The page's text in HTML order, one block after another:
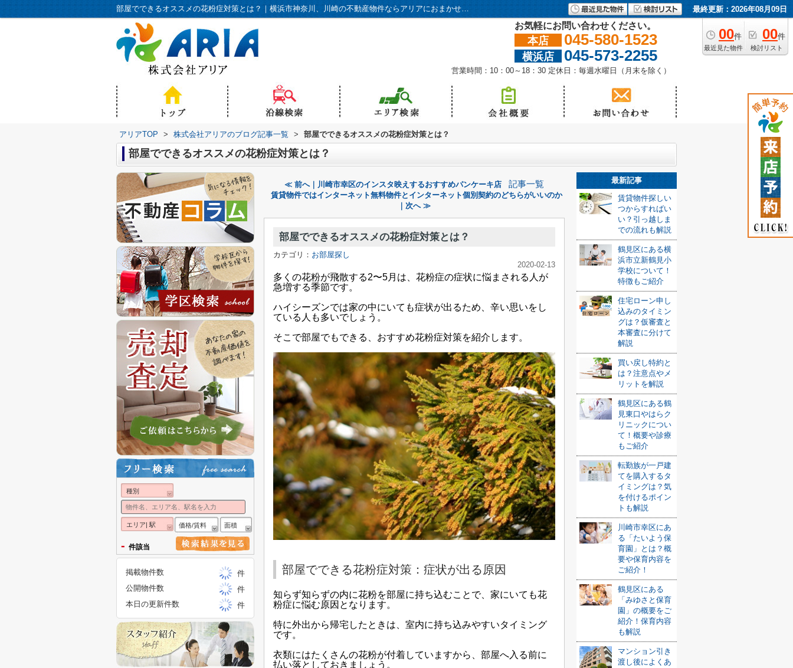
部屋でできるオススメの花粉症対策とは？｜横浜市神奈川、川崎の不動産物件ならアリアにおまかせください！ 最終更新：2026年08月09日
00件
最近見た物件
00件
検討リスト
お気軽にお問い合わせください。
本店 045-580-1523
横浜店 045-573-2255
営業時間：10：00～18：30 定休日：毎週水曜日（月末を除く）
アリアTOP > 株式会社アリアのブログ記事一覧 > 部屋でできるオススメの花粉症対策とは？
部屋でできるオススメの花粉症対策とは？
≪ 前へ｜川崎市幸区のインスタ映えするおすすめパンケーキ店 記事一覧
賃貸物件ではインターネット無料物件とインターネット個別契約のどちらがいいのか
｜次へ ≫
部屋でできるオススメの花粉症対策とは？
カテゴリ： お部屋探し
2020-02-13
多くの花粉が飛散する2〜5月は、花粉症の症状に悩まされる人が
急増する季節です。
ハイシーズンでは家の中にいても症状が出るため、辛い思いをし
ている人も多いでしょう。
そこで部屋でもできる、おすすめ花粉症対策を紹介します。
部屋でできる花粉症対策：症状が出る原因
知らず知らずの内に花粉を部屋に持ち込むことで、家にいても花
粉症に悩む原因となります。
特に外出から帰宅したときは、室内に持ち込みやすいタイミング
です。
衣類にはたくさんの花粉が付着していますから、部屋へ入る前に
払い落としておきましょう。
最新記事
賃貸物件探しい
つからすればい
い？引っ越しま
での流れも解説
鶴見区にある横
浜市立新鶴見小
学校について！
特徴もご紹介
住宅ローン申し
込みのタイミン
グは？仮審査と
本審査に分けて
解説
買い戻し特約と
は？注意点やメ
リットを解説
鶴見区にある鶴
見東口やはらク
リニックについ
て！概要や診療
もご紹介
転勤族が一戸建
てを購入するタ
イミングは？気
を付けるポイン
トも解説
川崎市幸区にあ
る「たいよう保
育園」とは？概
要や保育内容を
ご紹介！
鶴見区にある
「みゆさと保育
園」の概要をご
紹介！保育内容
も解説
マンション引き
渡し後によくあ
種別
エリア| 駅 価格/賃料 面積
- 件該当
掲載物件数
件
公開物件数
件
本日の更新件数
件